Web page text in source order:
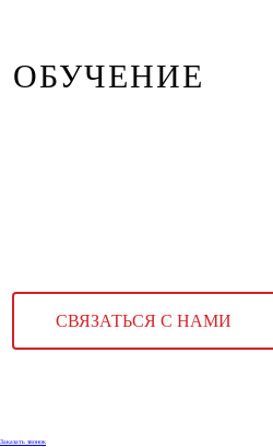
ОБУЧЕНИЕ
СВЯЗАТЬСЯ С НАМИ
Заказать звонок